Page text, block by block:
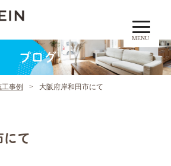
MENU
ブログ
工事例 大阪府岸和田市にて
にて